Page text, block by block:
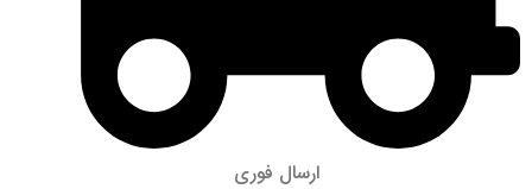
ارسال فوری